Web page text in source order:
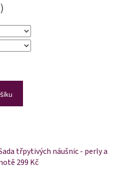
třpytivých náušnic - perly a
299 Kč